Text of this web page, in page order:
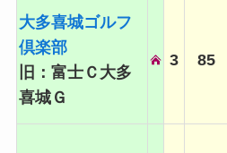
大多喜城ゴルフ
倶楽部
旧：富士Ｃ大多
喜城Ｇ
3 85